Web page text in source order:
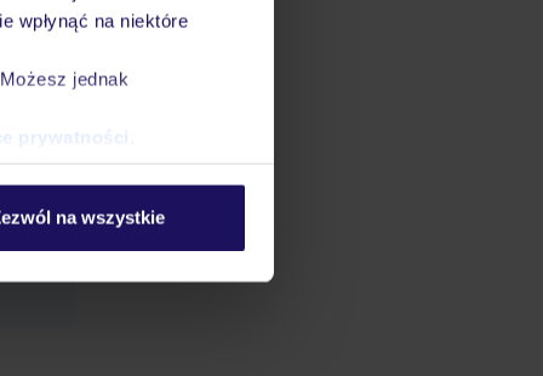
wpłynąć na niektóre
jednak
prywatności
na wszystkie